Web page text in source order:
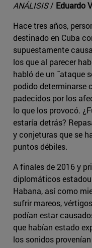
ANÁLISIS/ Eduardo
Hace tres años,
destinado en Cuba
supuestamente
los que al parecer
habló de un ˝ataque
podido determinarse
padecidos por los
lo que los provocó.
estaría detrás?
y conjeturas que se
puntos débiles.
A finales de 2016 y
diplomáticos
Habana, así como
sufrir mareos,
podían estar
que habían estado
los sonidos